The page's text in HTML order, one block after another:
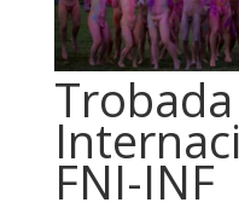
Trobada
FNI-INF